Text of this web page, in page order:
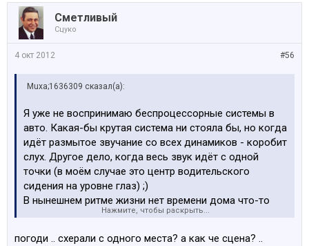
Сметливый
Сцуко
#56
4 окт 2012
Muxa;1636309 сказал(а):
Я уже не воспринимаю беспроцессорные системы в
авто. Какая-бы крутая система ни стояла бы, но когда
идёт размытое звучание со всех динамиков - коробит
слух. Другое дело, когда весь звук идёт с одной
точки (в моём случае это центр водительского
сидения на уровне глаз) ;)
В нынешнем ритме жизни нет времени дома что-то
случать. Вся эта достойная аппаратура используется
Нажмите, чтобы раскрыть...
погоди .. схерали с одного места? а как че сцена? ..